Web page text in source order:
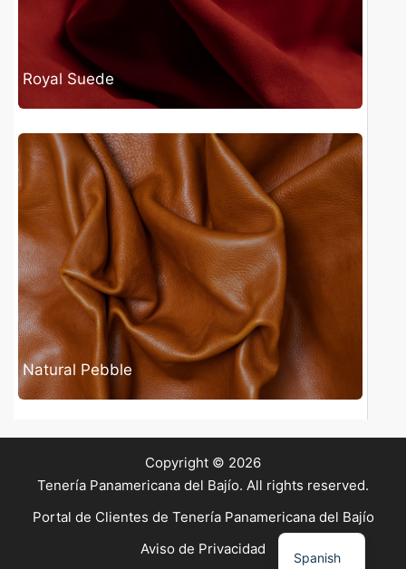
Royal Suede
Natural Pebble
Copyright © 2026
Tenería Panamericana del Bajío. All rights reserved.
Portal de Clientes de Tenería Panamericana del Bajío
Aviso de Privacidad
Spanish
English